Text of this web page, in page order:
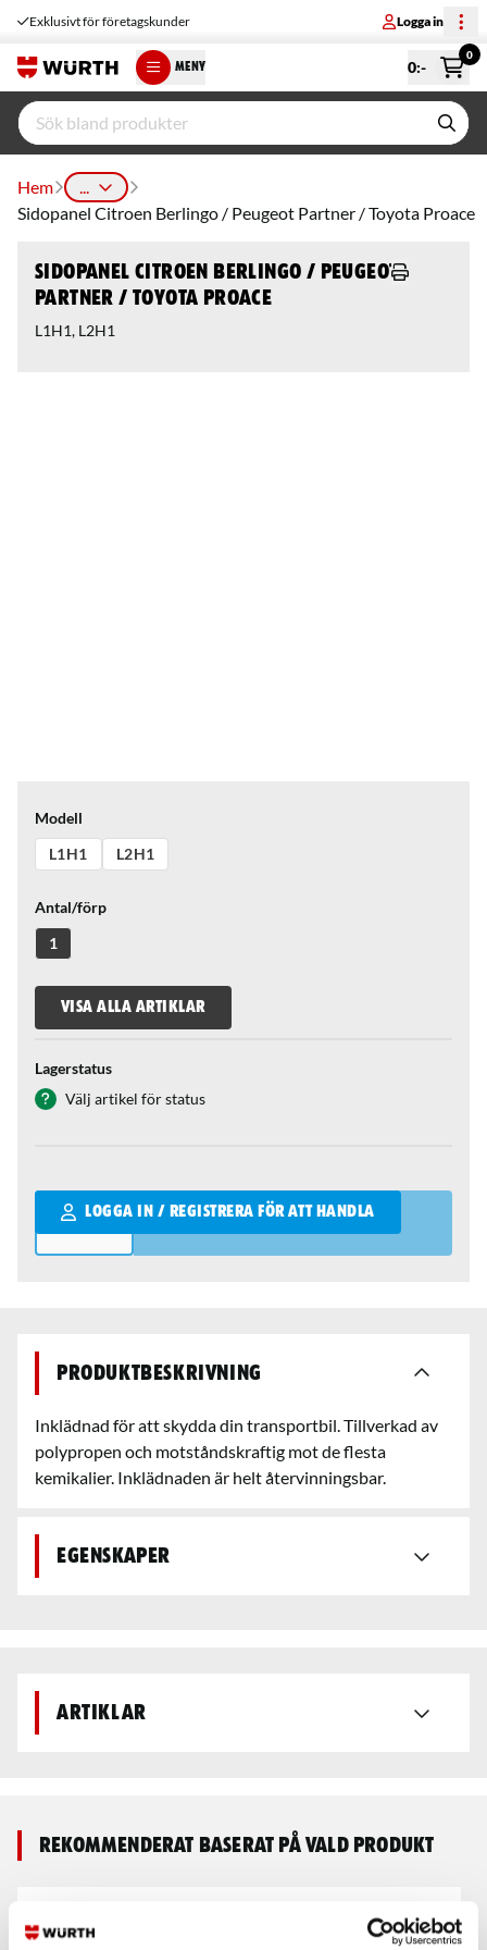
Exklusivt för företagskunder Logga in
MENY 0:-
0
Hem
...
Sidopanel Citroen Berlingo / Peugeot Partner / Toyota Proace
Sidopanel Citroen Berlingo / Peugeot
Partner / Toyota Proace
L1H1, L2H1
Modell
L1H1
L2H1
Antal/förp
1
VISA ALLA ARTIKLAR
Lagerstatus
Välj artikel för status
LOGGA IN / REGISTRERA FÖR ATT HANDLA
Qantity
Produktbeskrivning
Inklädnad för att skydda din transportbil. Tillverkad av
polypropen och motståndskraftig mot de flesta
kemikalier. Inklädnaden är helt återvinningsbar.
Egenskaper
Artiklar
Rekommenderat baserat på vald produkt